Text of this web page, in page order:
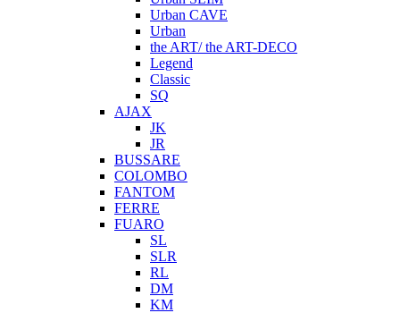
Urban CAVE
Urban
the ART/ the ART-DECO
Legend
Classic
SQ
AJAX
JK
JR
BUSSARE
COLOMBO
FANTOM
FERRE
FUARO
SL
SLR
RL
DM
KM